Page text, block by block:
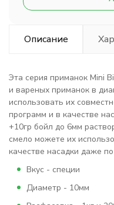
Описание
Эта серия приманок Mini
и вареных приманок в
использовать их
программ и в качестве
+10гр бойл до 6мм
смело можете их
качестве насадки даже
Вкус - специи
Диаметр - 10мм